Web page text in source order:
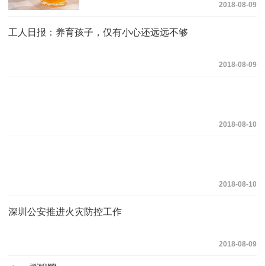
2018-08-09
工人日报：养育孩子，仅有小心还远远不够
2018-08-09
2018-08-10
2018-08-10
深圳公安推进火灾防控工作
2018-08-09